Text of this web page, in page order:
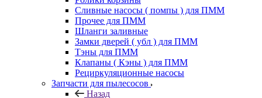
Сливные насосы ( помпы ) для ПММ
Прочее для ПММ
Шланги заливные
Замки дверей ( убл ) для ПММ
Тэны для ПММ
Клапаны ( Кэны ) для ПММ
Рециркуляционные насосы
Запчасти для пылесосов
Назад